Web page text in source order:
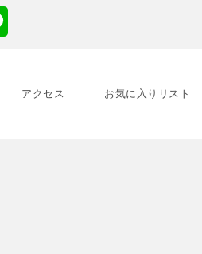
アクセス お気に入りリスト